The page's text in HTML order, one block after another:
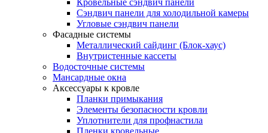
Кровельные сэндвич панели
Сэндвич панели для холодильной камеры
Угловые сэндвич панели
Фасадные системы
Металлический сайдинг (Блок-хаус)
Внутристенные кассеты
Водосточные системы
Мансардные окна
Аксессуары к кровле
Планки примыкания
Элементы безопасности кровли
Уплотнители для профнастила
Пленки кровельные